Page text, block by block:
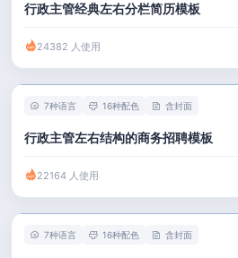
行政主管经典左右分栏简历模板
24382 人使用
7种语言 16种配色 含封面
行政主管左右结构的商务招聘模板
22164 人使用
7种语言 16种配色 含封面